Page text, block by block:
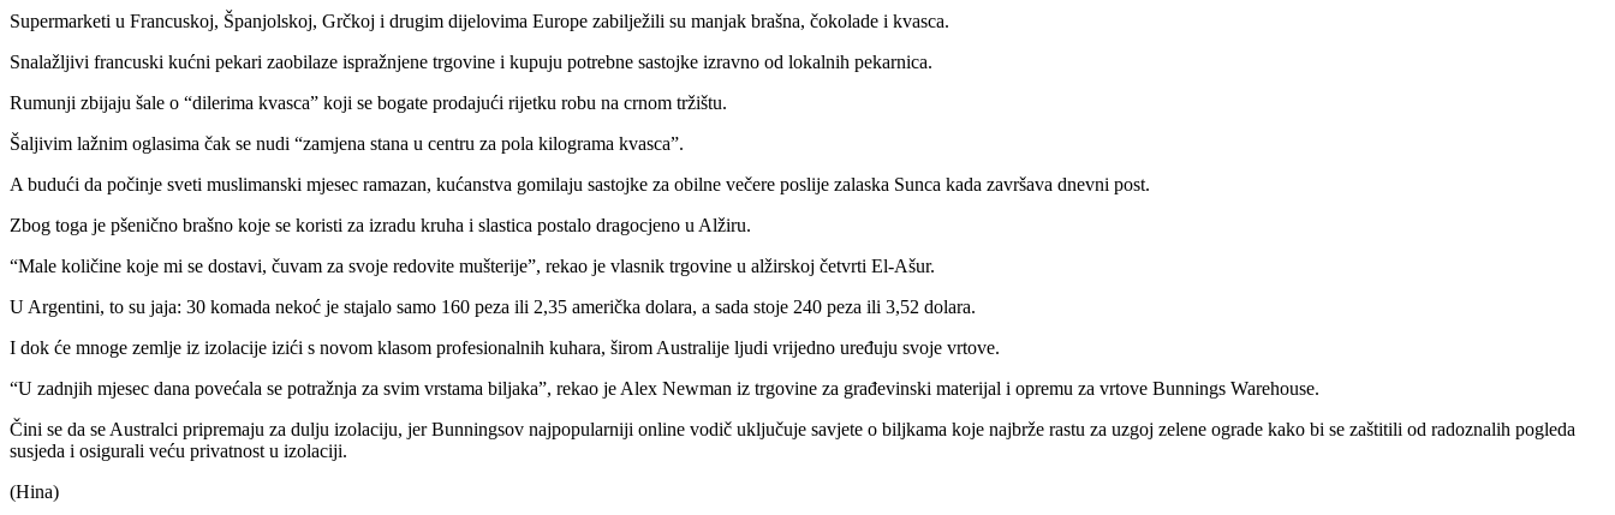
Supermarketi u Francuskoj, Španjolskoj, Grčkoj i drugim dijelovima Europe zabilježili su manjak brašna, čokolade i kvasca.
Snalažljivi francuski kućni pekari zaobilaze ispražnjene trgovine i kupuju potrebne sastojke izravno od lokalnih pekarnica.
Rumunji zbijaju šale o “dilerima kvasca” koji se bogate prodajući rijetku robu na crnom tržištu.
Šaljivim lažnim oglasima čak se nudi “zamjena stana u centru za pola kilograma kvasca”.
A budući da počinje sveti muslimanski mjesec ramazan, kućanstva gomilaju sastojke za obilne večere poslije zalaska Sunca kada završava dnevni post.
Zbog toga je pšenično brašno koje se koristi za izradu kruha i slastica postalo dragocjeno u Alžiru.
“Male količine koje mi se dostavi, čuvam za svoje redovite mušterije”, rekao je vlasnik trgovine u alžirskoj četvrti El-Ašur.
U Argentini, to su jaja: 30 komada nekoć je stajalo samo 160 peza ili 2,35 američka dolara, a sada stoje 240 peza ili 3,52 dolara.
I dok će mnoge zemlje iz izolacije izići s novom klasom profesionalnih kuhara, širom Australije ljudi vrijedno uređuju svoje vrtove.
“U zadnjih mjesec dana povećala se potražnja za svim vrstama biljaka”, rekao je Alex Newman iz trgovine za građevinski materijal i opremu za vrtove Bunnings Warehouse.
Čini se da se Australci pripremaju za dulju izolaciju, jer Bunningsov najpopularniji online vodič uključuje savjete o biljkama koje najbrže rastu za uzgoj zelene ograde kako bi se zaštitili od radoznalih pogleda
susjeda i osigurali veću privatnost u izolaciji.
(Hina)